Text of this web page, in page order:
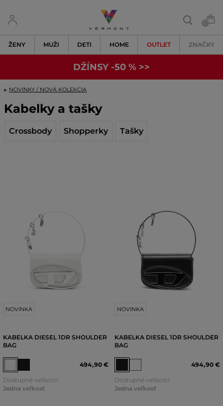
ŽENY MUŽI DETI HOME OUTLET ZNAČKY
DŽÍNSY -50 % >>
NOVINKY / NOVÁ KOLEKCIA
Kabelky a tašky
Crossbody Shopperky Tašky
NOVINKA
KABELKA DIESEL 1DR SHOULDER
BAG
494,90 €
Dostupné veľkosti:
Jedna veľkosť
NOVINKA
KABELKA DIESEL 1DR SHOULDER
BAG
494,90 €
Dostupné veľkosti:
Jedna veľkosť